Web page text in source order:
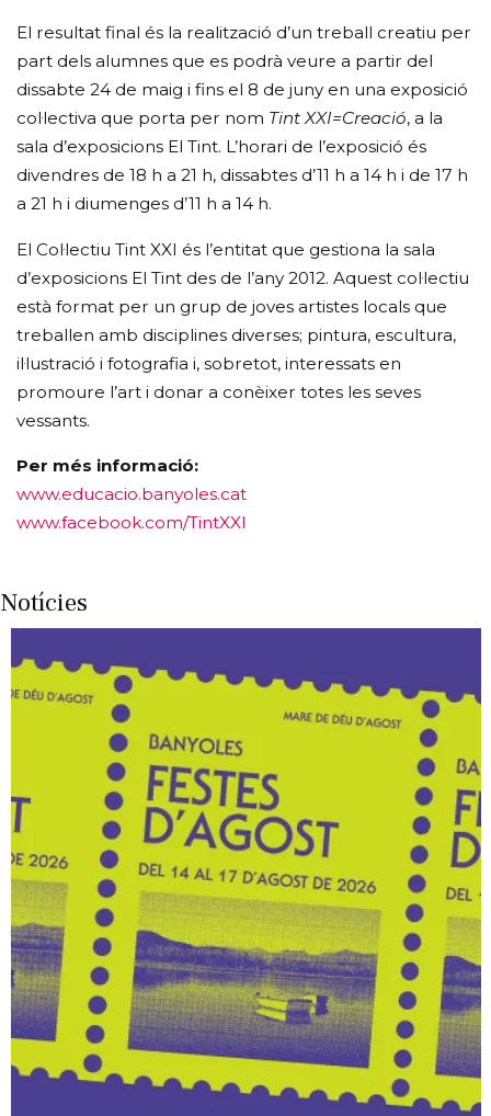
El resultat final és la realització d’un treball creatiu per
part dels alumnes que es podrà veure a partir del
dissabte 24 de maig i fins el 8 de juny en una exposició
col·lectiva que porta per nom Tint XXI=Creació, a la
sala d’exposicions El Tint. L’horari de l’exposició és
divendres de 18 h a 21 h, dissabtes d’11 h a 14 h i de 17 h
a 21 h i diumenges d’11 h a 14 h.
El Col·lectiu Tint XXI és l’entitat que gestiona la sala
d’exposicions El Tint des de l’any 2012. Aquest col·lectiu
està format per un grup de joves artistes locals que
treballen amb disciplines diverses; pintura, escultura,
il·lustració i fotografia i, sobretot, interessats en
promoure l’art i donar a conèixer totes les seves
vessants.
Per més informació:
www.educacio.banyoles.cat
www.facebook.com/TintXXI
Notícies